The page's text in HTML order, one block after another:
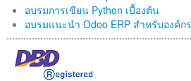
อบรมการเขียน Python เบื้องต้น
อบรมแนะนำ Odoo ERP สำหรับองค์กร